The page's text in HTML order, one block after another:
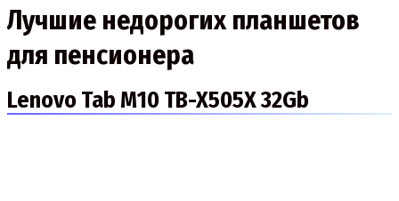
Лучшие недорогих планшетов
для пенсионера
Lenovo Tab M10 TB-X505X 32Gb